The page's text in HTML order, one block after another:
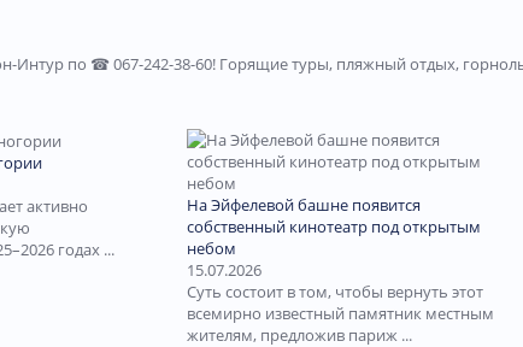
по ☎ 067-242-38-60! Горящие туры, пляжный отдых,
активно
годах ...
На Эйфелевой башне появится
собственный кинотеатр под открытым
небом
15.07.2026
Суть состоит в том, чтобы вернуть этот
всемирно известный памятник местным
жителям, предложив париж ...